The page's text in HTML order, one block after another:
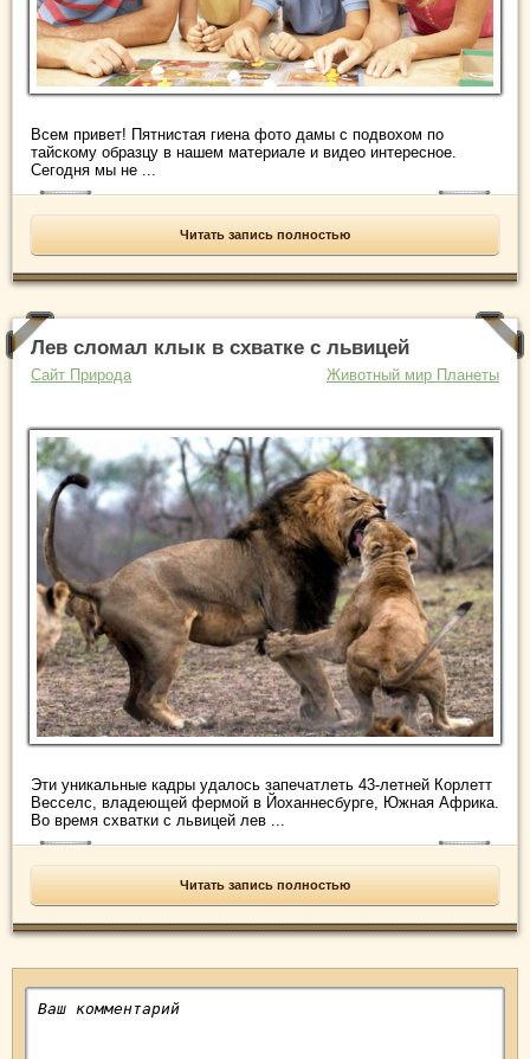
Всем привет! Пятнистая гиена фото дамы с подвохом по
тайскому образцу в нашем материале и видео интересное.
Сегодня мы не ...
Читать запись полностью
Лев сломал клык в схватке с львицей
Сайт Природа Животный мир Планеты
Эти уникальные кадры удалось запечатлеть 43-летней Корлетт
Весселс, владеющей фермой в Йоханнесбурге, Южная Африка.
Во время схватки с львицей лев ...
Читать запись полностью